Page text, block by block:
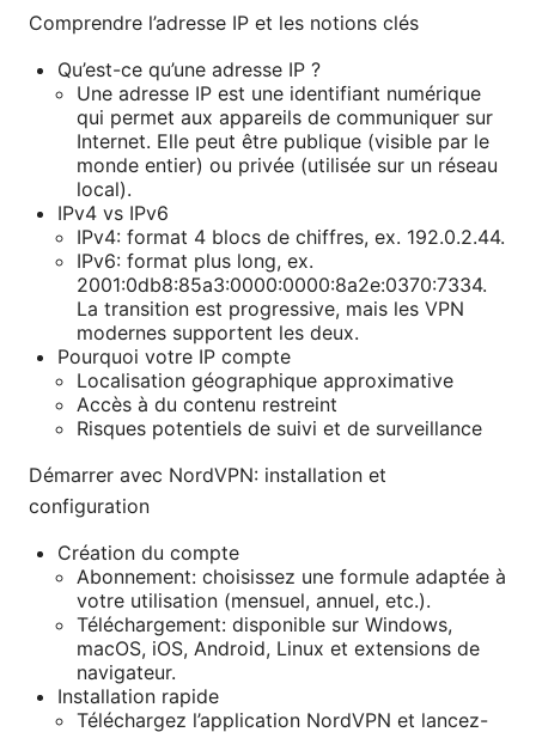
Comprendre l’adresse IP et les notions clés
Qu’est-ce qu’une adresse IP ?
Une adresse IP est une identifiant numérique
qui permet aux appareils de communiquer sur
Internet. Elle peut être publique (visible par le
monde entier) ou privée (utilisée sur un réseau
local).
IPv4 vs IPv6
IPv4: format 4 blocs de chiffres, ex. 192.0.2.44.
IPv6: format plus long, ex.
2001:0db8:85a3:0000:0000:8a2e:0370:7334.
La transition est progressive, mais les VPN
modernes supportent les deux.
Pourquoi votre IP compte
Localisation géographique approximative
Accès à du contenu restreint
Risques potentiels de suivi et de surveillance
Démarrer avec NordVPN: installation et
configuration
Création du compte
Abonnement: choisissez une formule adaptée à
votre utilisation (mensuel, annuel, etc.).
Téléchargement: disponible sur Windows,
macOS, iOS, Android, Linux et extensions de
navigateur.
Installation rapide
Téléchargez l’application NordVPN et lancez-